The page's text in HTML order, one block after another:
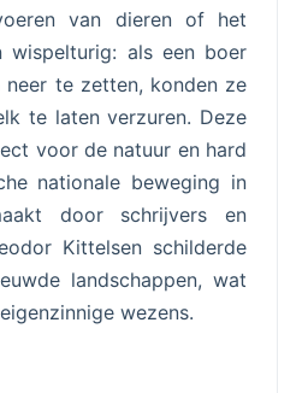
van dieren of het
wispelturig: als een boer
te zetten, konden ze
te laten verzuren. Deze
voor de natuur en hard
nationale beweging in
door schrijvers en
Kittelsen schilderde
landschappen, wat
wezens.